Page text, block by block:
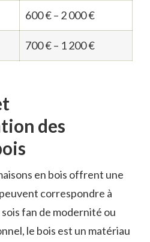
600 € – 2 000 €
700 € – 1 200 €
des
en bois offrent une
correspondre à
fan de modernité ou
le bois est un matériau